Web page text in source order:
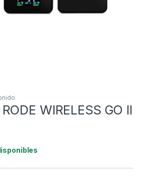
WIRELESS GO II